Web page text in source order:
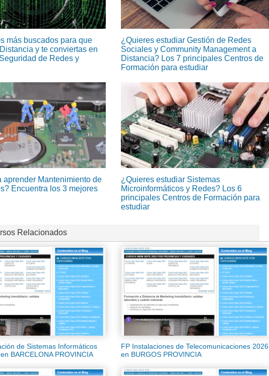
más buscados para que
y te conviertas en
de Redes y
¿Quieres estudiar Gestión de Redes
Sociales y Community Management a
Distancia? Los 7 principales Centros de
Formación para estudiar
aprender Mantenimiento de
Encuentra los 3 mejores
¿Quieres estudiar Sistemas
Microinformáticos y Redes? Los 6
principales Centros de Formación para
estudiar
Relacionados
de Sistemas Informáticos
BARCELONA PROVINCIA
FP Instalaciones de Telecomunicaciones 2026
en BURGOS PROVINCIA